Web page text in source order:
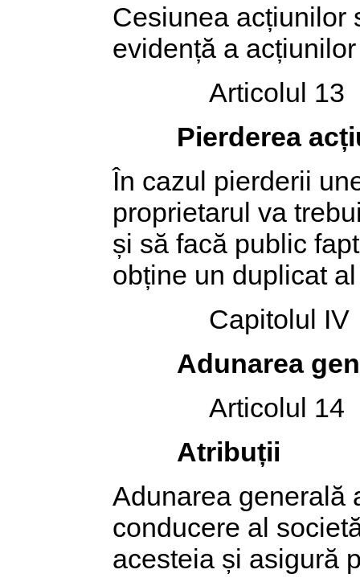
Cesiunea acțiunilor
evidență a
Articolul 13
Pierderea
În cazul pierderii
proprietarul va
și să facă public
obține un duplicat
Capitolul IV
Adunarea
Articolul 14
Atribuții
Adunarea generală
conducere al
acesteia și asigură